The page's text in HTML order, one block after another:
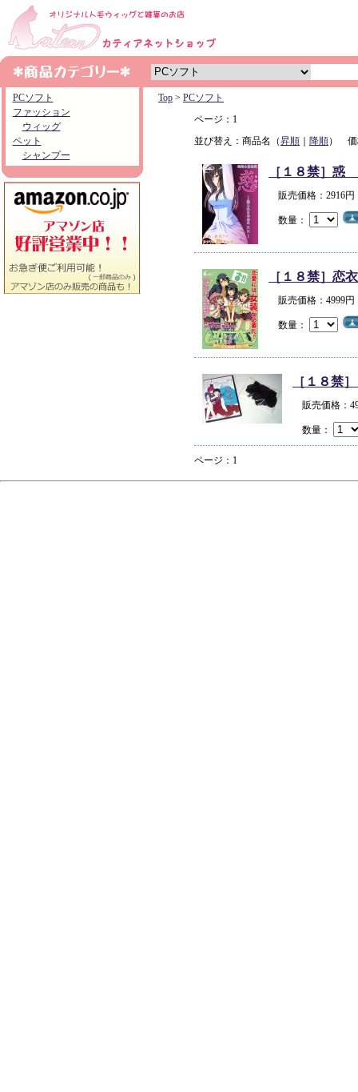
PCソフト
ファッション
ウィッグ
ペット
シャンプー
Top > PCソフト
ページ：1
並び替え：商品名（昇順 降順） 価
［１８禁］惑
販売価格：2916
数量：
［１８禁］恋
販売価格：4999
数量：
［１８禁
販売価格：
数量：
ページ：1